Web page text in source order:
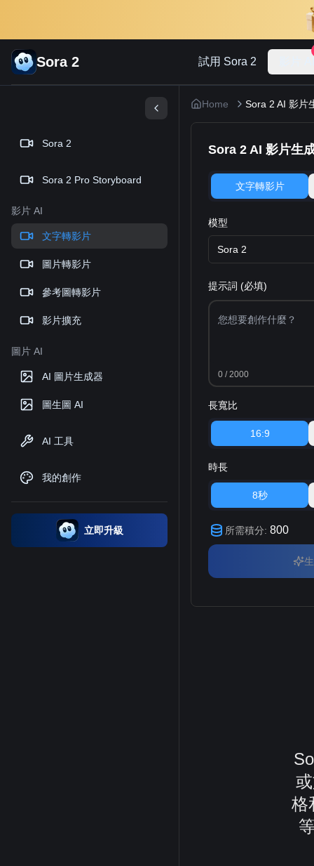
Sora 2 試用 Sora 2
Sora 2
Sora 2 Pro Storyboard
影片 AI
文字轉影片
圖片轉影片
參考圖轉影片
影片擴充
圖片 AI
AI 圖片生成器
圖生圖 AI
AI 工具
我的創作
立即升級
Home Sora 2 AI 影片
Sora 2 AI 影片生
文字轉影片
模型
Sora 2
提示詞 (必填)
0 / 2000
長寬比
16:9
時長
8秒
所需積分: 800
格